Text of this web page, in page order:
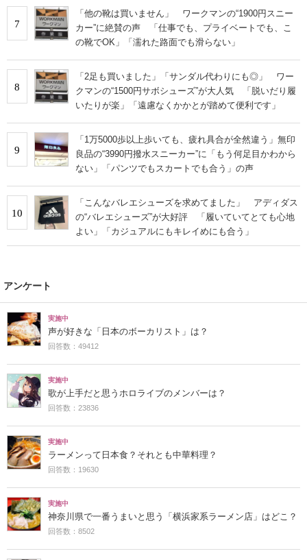
7
「他の靴は買いません」 ワークマンの“1900円スニー
カー”に絶賛の声 「仕事でも、プライベートでも、こ
の靴でOK」「濡れた路面でも滑らない」
8
「2足も買いました」「サンダル代わりにも◎」 ワー
クマンの“1500円サボシューズ”が大人気 「脱いだり履
いたりが楽」「遠慮なくかかとが踏めて便利です」
9
「1万5000歩以上歩いても、疲れ具合が全然違う」無印
良品の“3990円撥水スニーカー”に「もう何足目かわから
ない」「パンツでもスカートでも合う」の声
10
「こんなバレエシューズを求めてました」 アディダス
の“バレエシューズ”が大好評 「履いていてとても心地
よい」「カジュアルにもキレイめにも合う」
アンケート
実施中
声が好きな「日本のボーカリスト」は？
回答数：49412
実施中
歌が上手だと思うホロライブのメンバーは？
回答数：23836
実施中
ラーメンって日本食？それとも中華料理？
回答数：19630
実施中
神奈川県で一番うまいと思う「横浜家系ラーメン店」はどこ？
回答数：8502